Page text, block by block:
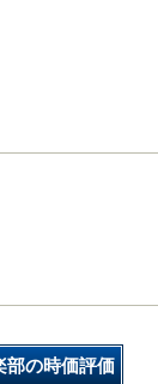
部の時価評価